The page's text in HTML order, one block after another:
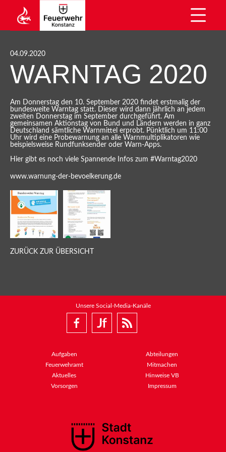
04.09.2020
WARNTAG 2020
Am Donnerstag den 10. September 2020 findet erstmalig der
bundesweite Warntag statt. Dieser wird dann jährlich an jedem
zweiten Donnerstag im September durchgeführt. Am
gemeinsamen Aktionstag von Bund und Ländern werden in ganz
Deutschland sämtliche Warnmittel erprobt. Pünktlich um 11:00
Uhr wird eine Probewarnung an alle Warnmultiplikatoren wie
beispielsweise Rundfunksender oder Warn-Apps.
Hier gibt es noch viele Spannende Infos zum #Warntag2020
www.warnung-der-bevoelkerung.de
ZURÜCK ZUR ÜBERSICHT
Unsere Social-Media-Kanäle
Aufgaben
Abteilungen
Feuerwehramt
Mitmachen
Aktuelles
Hinweise VB
Vorsorgen
Impressum